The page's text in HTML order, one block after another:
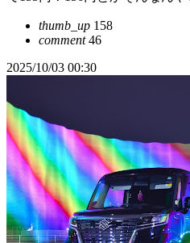
thumb_up 158
comment46
2025/10/03 00:30